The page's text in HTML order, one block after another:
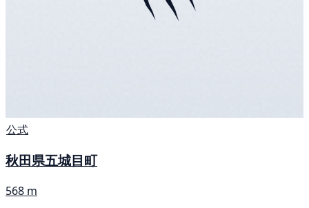
公式
秋田県五城目町
568 m